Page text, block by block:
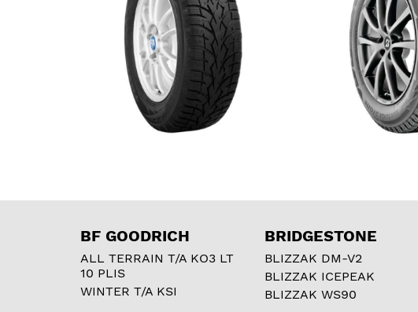
BF GOODRICH
ALL TERRAIN T/A KO3 LT
10 PLIS
WINTER T/A KSI
BRIDGESTONE
BLIZZAK DM-V2
BLIZZAK ICEPEAK
BLIZZAK WS90